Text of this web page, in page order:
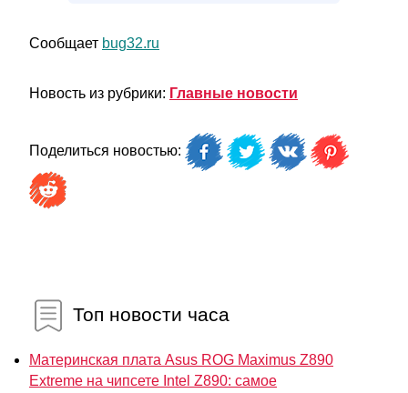
Сообщает bug32.ru
Новость из рубрики: Главные новости
Поделиться новостью:
Топ новости часа
Материнская плата Asus ROG Maximus Z890
Extreme на чипсете Intel Z890: самое